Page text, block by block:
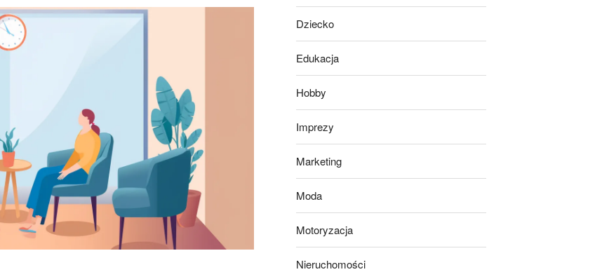
Dziecko
Edukacja
Hobby
Imprezy
Marketing
Moda
Motoryzacja
Nieruchomości